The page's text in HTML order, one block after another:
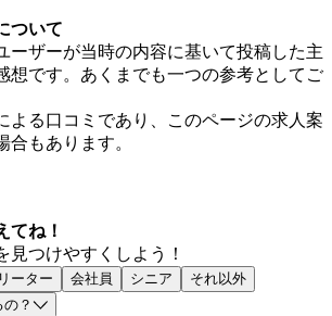
ついて
ーザーが当時の内容に基いて投稿した主
想です。あくまでも一つの参考としてご
よる口コミであり、このページの求人案
合もあります。
てね！
見つけやすくしよう！
ーター 会社員 シニア
それ以外
？